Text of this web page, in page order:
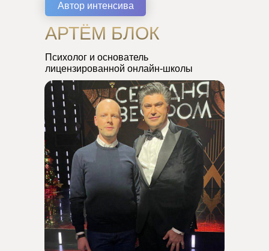
АРТЁМ БЛОК
Автор интенсива
Психолог и основатель
лицензированной онлайн-школы